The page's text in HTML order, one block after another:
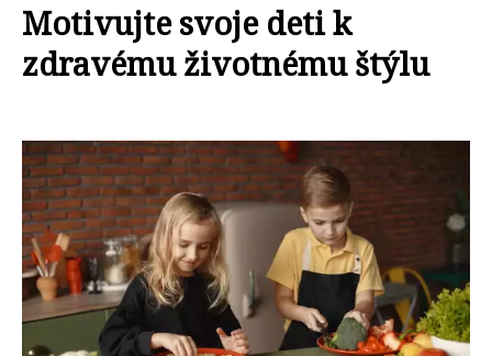
Motivujte svoje deti k
zdravému životnému štýlu